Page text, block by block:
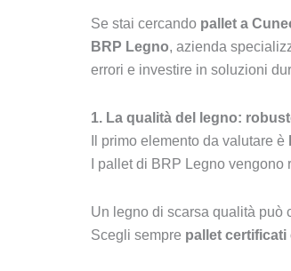
Se stai cercando pallet a
BRP Legno, azienda
errori e investire in soluzioni
1. La qualità del legno:
Il primo elemento da valutare è
I pallet di BRP Legno vengono
Un legno di scarsa qualità può
Scegli sempre pallet